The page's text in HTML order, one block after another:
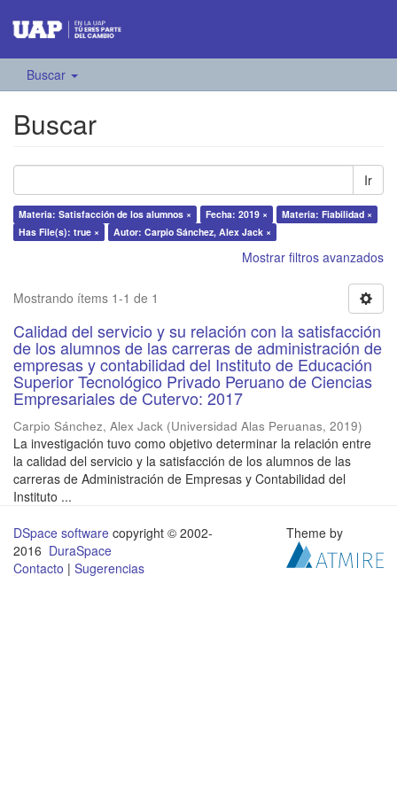
Buscar
Buscar
Ir
Materia: Satisfacción de los alumnos × Fecha: 2019 ×
Materia: Fiabilidad ×
Has File(s): true ×
Autor: Carpio Sánchez, Alex Jack ×
Mostrar filtros avanzados
Mostrando ítems 1-1 de 1
Calidad del servicio y su relación con la satisfacción
de los alumnos de las carreras de administración de
empresas y contabilidad del Instituto de Educación
Superior Tecnológico Privado Peruano de Ciencias
Empresariales de Cutervo: 2017
Carpio Sánchez, Alex Jack (Universidad Alas Peruanas, 2019)
La investigación tuvo como objetivo determinar la relación entre
la calidad del servicio y la satisfacción de los alumnos de las
carreras de Administración de Empresas y Contabilidad del
Instituto ...
DSpace software copyright © 2002-
2016 DuraSpace
Contacto | Sugerencias
Theme by